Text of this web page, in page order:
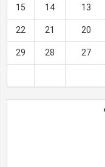
13
14
15
20
21
22
27
28
29